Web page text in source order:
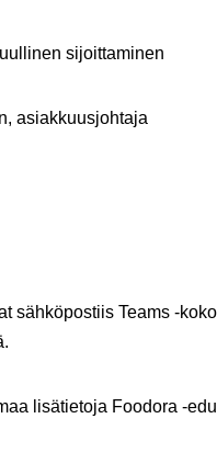
sijoittaminen
asiakkuusjohtaja
sähköpostiis Teams -
lisätietoja Foodora -